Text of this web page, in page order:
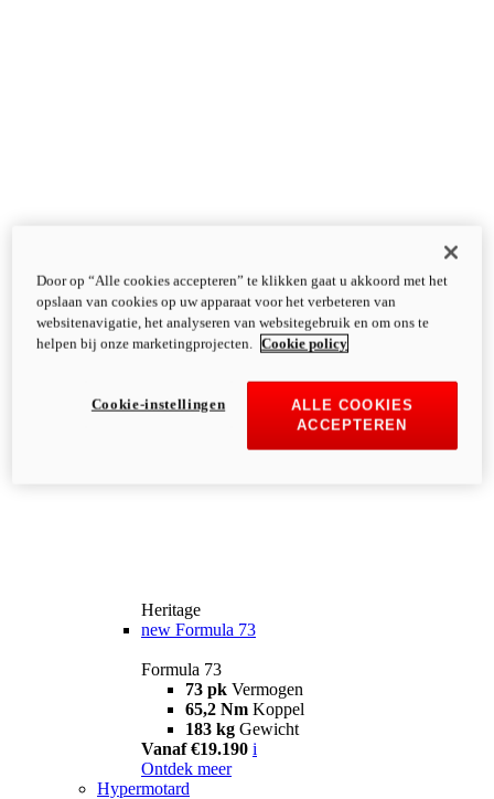
Heritage
new Formula 73
Formula 73
73 pk Vermogen
65,2 Nm Koppel
183 kg Gewicht
Vanaf €19.190 i
Ontdek meer
Hypermotard
Door op “Alle cookies accepteren” te klikken gaat u akkoord met het
opslaan van cookies op uw apparaat voor het verbeteren van
websitenavigatie, het analyseren van websitegebruik en om ons te
helpen bij onze marketingprojecten.
Cookie policy
ALLE COOKIES
ACCEPTEREN
Cookie-instellingen